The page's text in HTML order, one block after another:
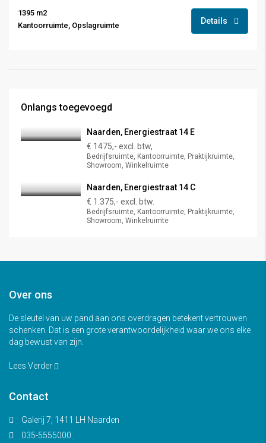
1395 m2
Kantoorruimte, Opslagruimte
Details
Onlangs toegevoegd
Naarden, Energiestraat 14 E
€ 1475,- excl. btw,
Bedrijfsruimte, Kantoorruimte, Praktijkruimte,
Showroom, Winkelruimte
Naarden, Energiestraat 14 C
€ 1.375,- excl. btw.
Bedrijfsruimte, Kantoorruimte, Praktijkruimte,
Showroom, Winkelruimte
Over ons
De sleutel van uw pand aan ons overdragen betekent vertrouwen
schenken. Dat is een grote verantwoordelijkheid waar we ons elke
dag bewust van zijn.
Lees Verder
Contact
Galerij 7, 1411 LH Naarden
035-5555000